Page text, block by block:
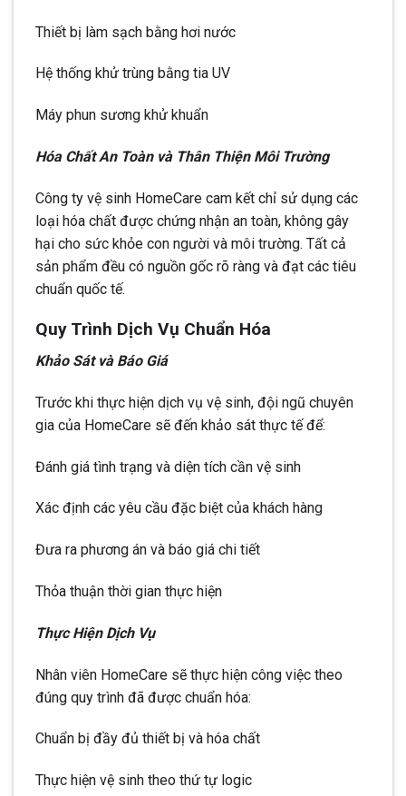
Thiết bị làm sạch bằng hơi nước
Hệ thống khử trùng bằng tia UV
Máy phun sương khử khuẩn
Hóa Chất An Toàn và Thân Thiện Môi Trường
Công ty vệ sinh HomeCare cam kết chỉ sử dụng các
loại hóa chất được chứng nhận an toàn, không gây
hại cho sức khỏe con người và môi trường. Tất cả
sản phẩm đều có nguồn gốc rõ ràng và đạt các tiêu
chuẩn quốc tế.
Quy Trình Dịch Vụ Chuẩn Hóa
Khảo Sát và Báo Giá
Trước khi thực hiện dịch vụ vệ sinh, đội ngũ chuyên
gia của HomeCare sẽ đến khảo sát thực tế để:
Đánh giá tình trạng và diện tích cần vệ sinh
Xác định các yêu cầu đặc biệt của khách hàng
Đưa ra phương án và báo giá chi tiết
Thỏa thuận thời gian thực hiện
Thực Hiện Dịch Vụ
Nhân viên HomeCare sẽ thực hiện công việc theo
đúng quy trình đã được chuẩn hóa:
Chuẩn bị đầy đủ thiết bị và hóa chất
Thực hiện vệ sinh theo thứ tự logic